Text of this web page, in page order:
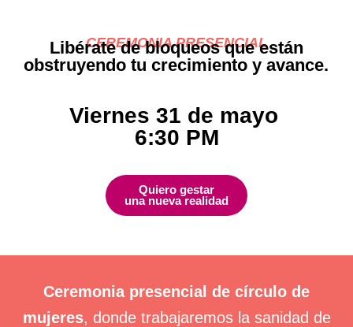
CEREMONIA PRESENCIAL
Libérate de bloqueos que están
obstruyendo tu crecimiento y avance.
Viernes 31 de mayo
6:30 PM
Quiero gestar
una nueva realidad
Ceremonia presencial de círculo de
mujeres, donde trabajaremos la sanidad de